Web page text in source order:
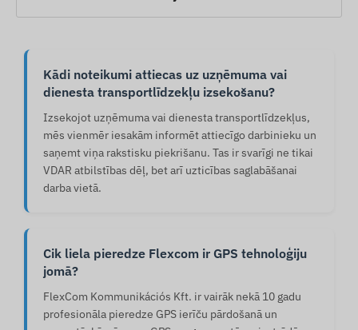
Kādi noteikumi attiecas uz uzņēmuma vai
dienesta transportlīdzekļu izsekošanu?
Izsekojot uzņēmuma vai dienesta transportlīdzekļus,
mēs vienmēr iesakām informēt attiecīgo darbinieku un
saņemt viņa rakstisku piekrišanu. Tas ir svarīgi ne tikai
VDAR atbilstības dēļ, bet arī uzticības saglabāšanai
darba vietā.
Cik liela pieredze Flexcom ir GPS tehnoloģiju
jomā?
FlexCom Kommunikációs Kft. ir vairāk nekā 10 gadu
profesionāla pieredze GPS ierīču pārdošanā un